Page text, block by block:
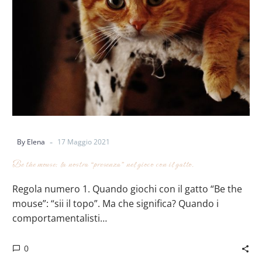
By Elena - 17 Maggio 2021
Be the mouse: la nostra “presenza” nel gioco con il gatto.
Regola numero 1. Quando giochi con il gatto “Be the
mouse”: “sii il topo”. Ma che significa? Quando i
comportamentalisti…
0